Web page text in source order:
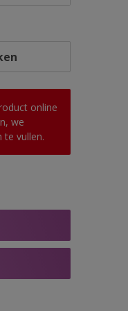
online
we
te vullen.